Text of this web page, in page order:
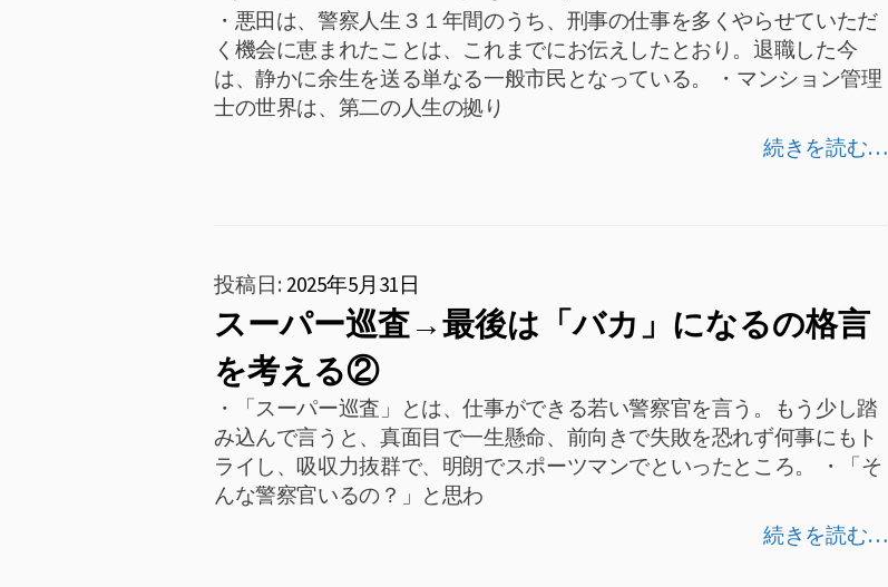
・悪田は、警察人生３１年間のうち、刑事の仕事を多くやらせていただ
く機会に恵まれたことは、これまでにお伝えしたとおり。退職した今
は、静かに余生を送る単なる一般市民となっている。 ・マンション管理
士の世界は、第二の人生の拠り
続きを読む…
投稿日: 2025年5月31日
スーパー巡査→最後は「バカ」になるの格言
を考える②
・「スーパー巡査」とは、仕事ができる若い警察官を言う。もう少し踏
み込んで言うと、真面目で一生懸命、前向きで失敗を恐れず何事にもト
ライし、吸収力抜群で、明朗でスポーツマンでといったところ。 ・「そ
んな警察官いるの？」と思わ
続きを読む…